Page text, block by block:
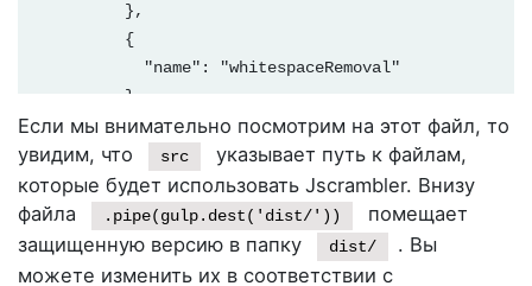
          },
          {
            "name": "whitespaceRemoval"
          },
          {
            "name": "identifiersRenaming",
            "options": {
              "mode": "SAFEST"
            }
          },
Если мы внимательно посмотрим на этот файл, то
увидим, что
src
указывает путь к файлам,
которые будет использовать Jscrambler. Внизу
файла
.pipe(gulp.dest('dist/'))
помещает
защищенную версию в папку
dist/
. Вы
можете изменить их в соответствии с